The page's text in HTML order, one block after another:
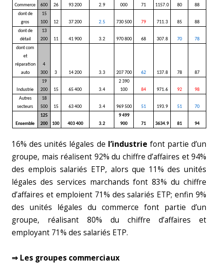
Commerce
600
26 93 200 2.9
000
71 1157.0 80
88
dont de
gros
15
100
12 37 200 2.5 730 500 79 711.3 85
88
dont de
détail
13
200
11 41 900 3.2 970 800 68 307.8 70
78
dont com
et
réparation
auto
4
300
3 14 200 3.3 207 700 62 137.8 78 87
Industrie
19
200
15 65 400 3.4
2 390
100
84 971.6 92
98
Autres
secteurs
18
500
15 63 400 3.4 969 500 51 193.9 51 70
Ensemble
125
200
100 403 400 3.2
9 499
900
71 3634.9 81 94
16% des unités légales de l’industrie font partie d’un
groupe, mais réalisent 92% du chiffre d’affaires et 94%
des emplois salariés ETP, alors que 11% des unités
légales des services marchands font 83% du chiffre
d’affaires et emploient 71% des salariés ETP; enfin 9%
des unités légales du commerce font partie d’un
groupe, réalisant 80% du chiffre d’affaires et
employant 71% des salariés ETP.
⇒ Les groupes commerciaux